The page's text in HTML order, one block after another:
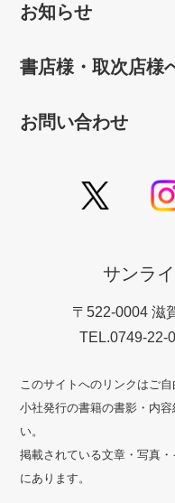
お知らせ
書店様・取次店様
お問い合わせ
サンラ
〒522-0004 滋
TEL.0749-22-
このサイトへのリンクはご自
小社発行の書籍の書影・内
い。
掲載されている文章・写真
にあります。